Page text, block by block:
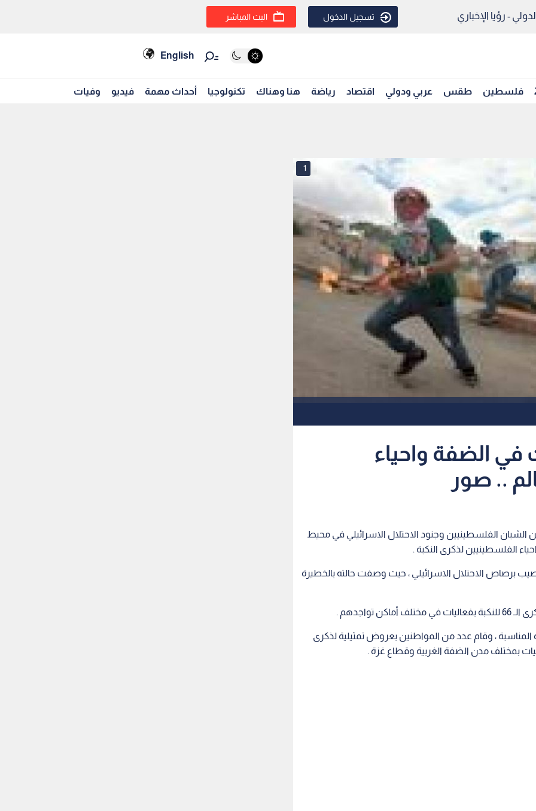
- رؤيا الإخباري تسجيل الدخول البث المباشر
English
فلسطين طقس عربي ودولي اقتصاد رياضة هنا وهناك تكنولوجيا أحداث مهمة فيديو وفيات
1
في الضفة واحياء
.. صور
الفلسطينيين وجنود الاحتلال الاسرائيلي في محيط
الفلسطينيين لذكرى النكبة .
برصاص الاحتلال الاسرائيلي ، حيث وصفت حالته بالخطيرة
تواجدهم .
المناسبة ، وقام عدد من المواطنين بعروض تمثيلية لذكرى
بمختلف مدن الضفة الغربية وقطاع غزة .